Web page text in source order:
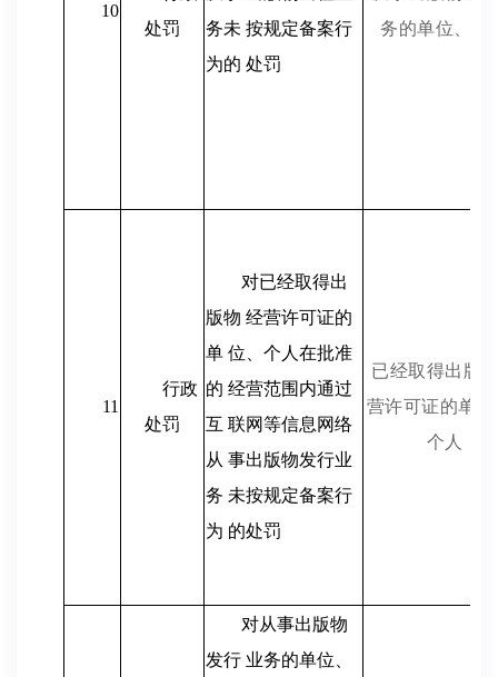
10
处罚
务未 按规定备案行
为的 处罚
务的单位、个
11
行政
处罚
对已经取得出
版物 经营许可证的
单 位、个人在批准
的 经营范围内通过
互 联网等信息网络
从 事出版物发行业
务 未按规定备案行
为 的处罚
已经取得出版
营许可证的单
个人
对从事出版物
发行 业务的单位、